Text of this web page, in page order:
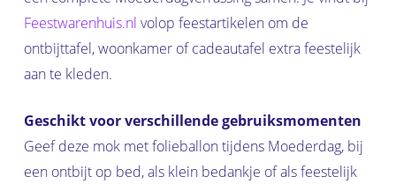
Feestwarenhuis.nl volop feestartikelen om de
ontbijttafel, woonkamer of cadeautafel extra feestelijk
aan te kleden.
Geschikt voor verschillende gebruiksmomenten
Geef deze mok met folieballon tijdens Moederdag, bij
een ontbijt op bed, als klein bedankje of als feestelijk